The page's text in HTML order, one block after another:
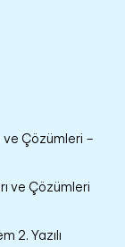
ve Çözümleri –
ve Çözümleri
2. Yazılı